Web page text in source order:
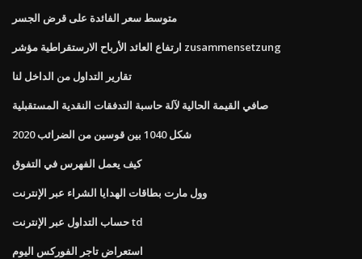
متوسط ​​سعر الفائدة على قرض الجسر
ارتفاع العائد الأرباح الارستقراطية مؤشر zusammensetzung
تقارير التداول من الداخل لنا
صافي القيمة الحالية لآلة حاسبة التدفقات النقدية المستقبلية
شكل 1040 بين قوسين من الضرائب 2020
كيف يعمل الفهرس في التفوق
وول مارت بطاقات الهدايا الشراء عبر الإنترنت
حساب التداول عبر الإنترنت td
استعراض تاجر الفوركس اليوم